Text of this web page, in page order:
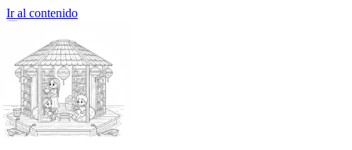
Ir al contenido